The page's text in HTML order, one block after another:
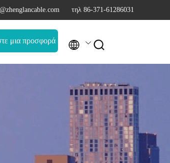
τηλ 86-371-61286031
μια προσφορά  